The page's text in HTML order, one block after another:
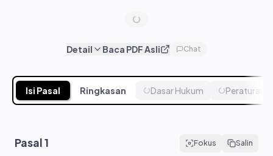
Detail Baca PDF Asli Chat
Isi Pasal Ringkasan Dasar Hukum Peraturan
Pasal1 Fokus Salin